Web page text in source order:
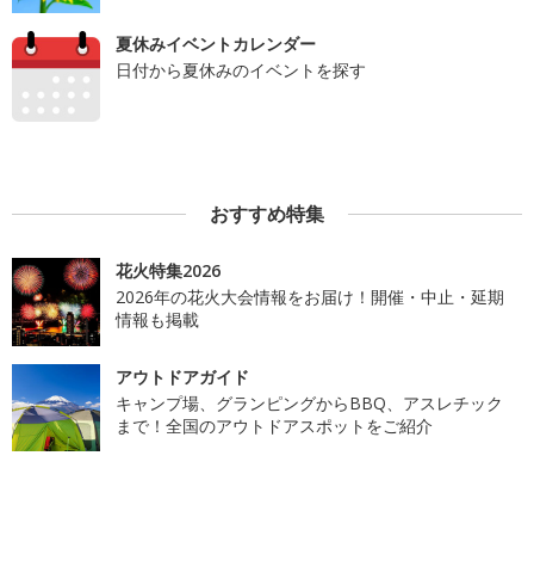
夏休みイベントカレンダー
日付から夏休みのイベントを探す
おすすめ特集
花火特集2026
2026年の花火大会情報をお届け！開催・中止・延期
情報も掲載
アウトドアガイド
キャンプ場、グランピングからBBQ、アスレチック
まで！全国のアウトドアスポットをご紹介